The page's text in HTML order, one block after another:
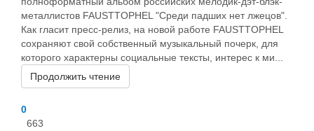
металлистов FAUSTTOPHEL "Среди падших нет лжецов".
Как гласит пресс-релиз, на новой работе FAUSTTOPHEL
сохраняют свой собственный музыкальный почерк, для
которого характерны социальные тексты, интерес к ми...
Продолжить чтение
0
663